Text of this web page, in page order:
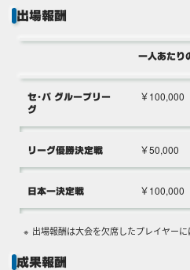
出場報酬
一人あたり
セ・パ グループリー
グ
￥100,000
リーグ優勝決定戦 ￥50,000
日本一決定戦 ￥100,000
出場報酬は大会を欠席したプレイヤーに
成果報酬